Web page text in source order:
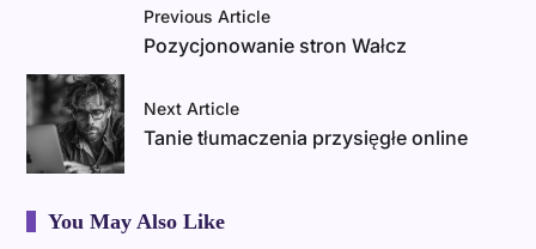
Previous Article
Pozycjonowanie stron Wałcz
Next Article
Tanie tłumaczenia przysięgłe online
You May Also Like